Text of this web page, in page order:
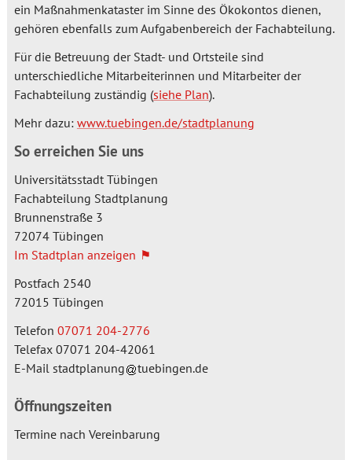
ein Maßnahmenkataster im Sinne des Ökokontos dienen,
gehören ebenfalls zum Aufgabenbereich der Fachabteilung.
Für die Betreuung der Stadt- und Ortsteile sind
unterschiedliche Mitarbeiterinnen und Mitarbeiter der
Fachabteilung zuständig (siehe Plan).
Mehr dazu: www.tuebingen.de/stadtplanung
So erreichen Sie uns
Universitätsstadt Tübingen
Fachabteilung Stadtplanung
Hausadresse:
Brunnenstraße 3
72074 Tübingen
Im Stadtplan anzeigen
Postadresse:
Postfach 2540
72015 Tübingen
Telefon 07071 204-2776
Telefax 07071 204-42061
E-Mail stadtplanung tuebingen.de
Öffnungszeiten
Termine nach Vereinbarung